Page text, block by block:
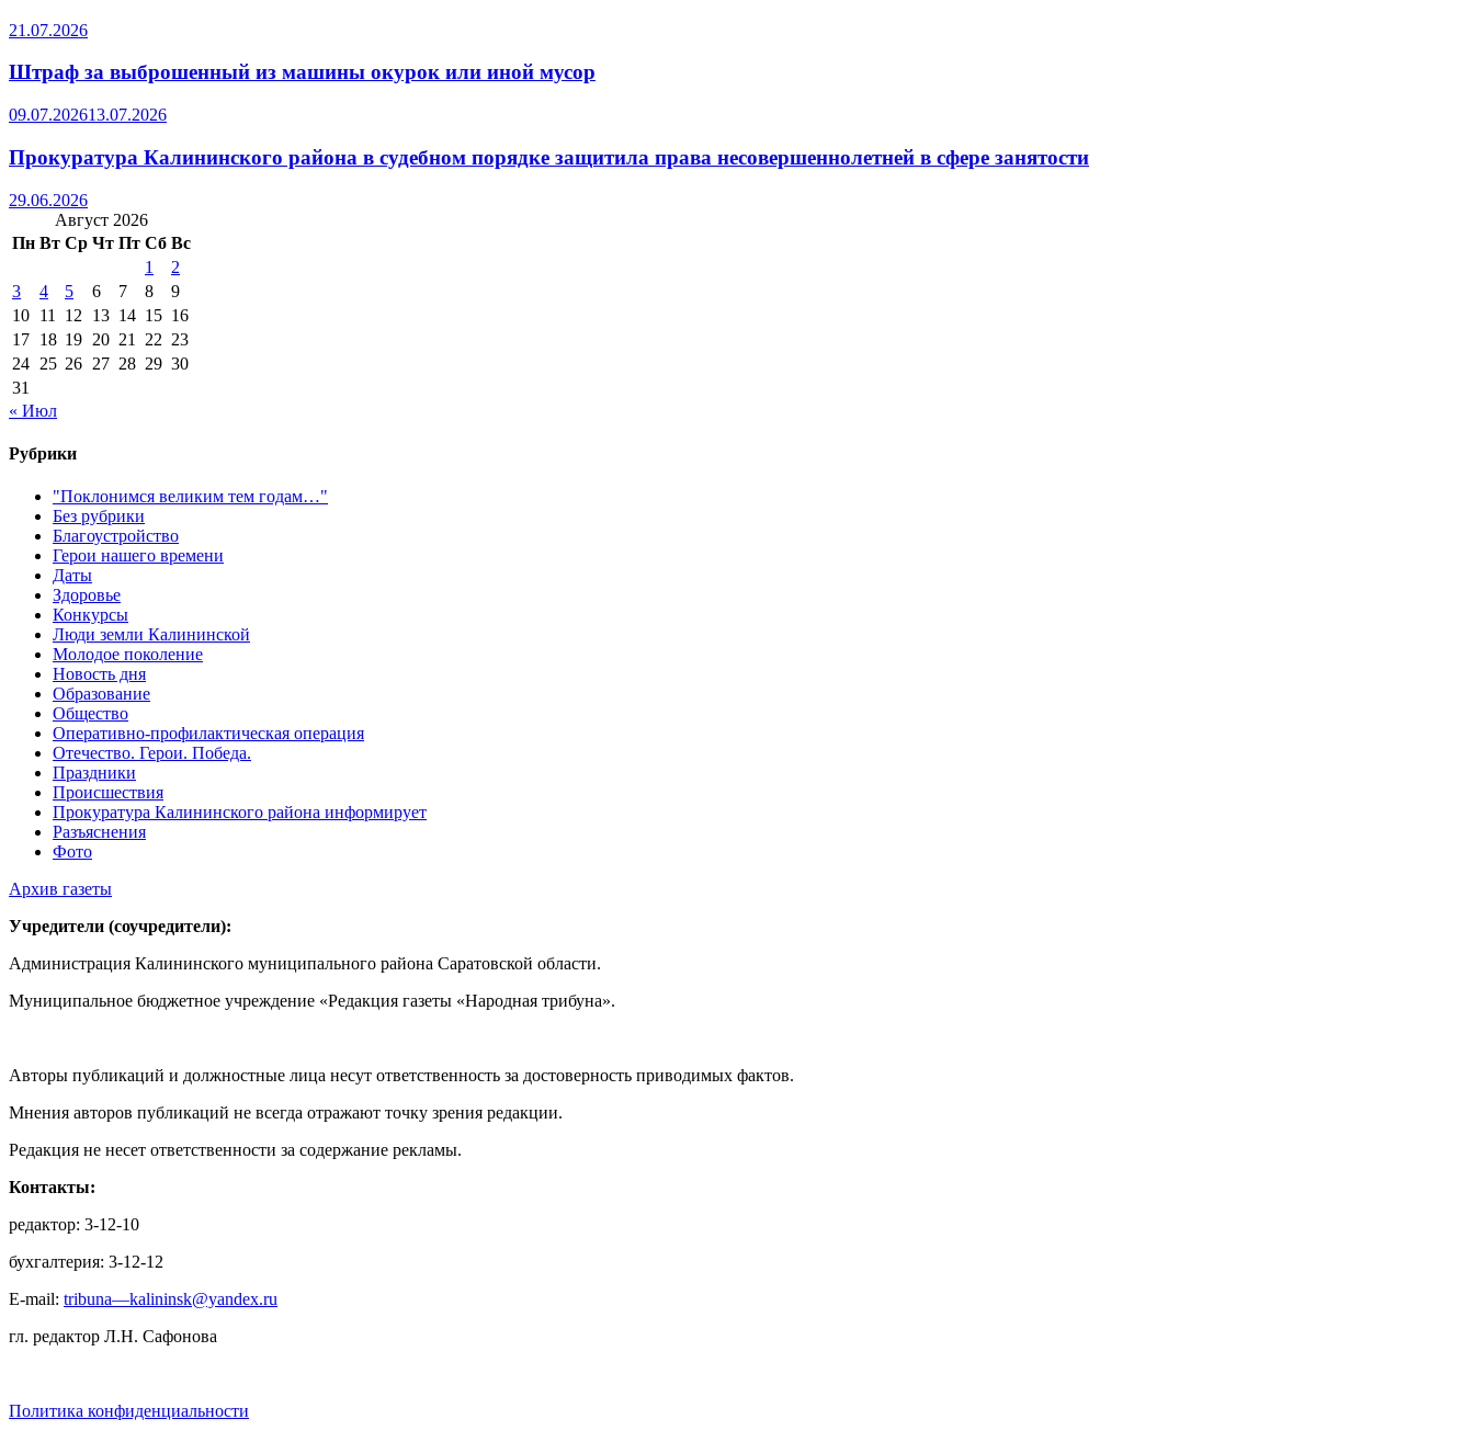
21.07.2026
Штраф за выброшенный из машины окурок или иной мусор
09.07.202613.07.2026
Прокуратура Калининского района в судебном порядке защитила права несовершеннолетней в сфере занятости
29.06.2026
Август 2026
Пн Вт Ср Чт Пт Сб Вс
1
2
3
4 5 6 7 8
9
10 11 12 13 14 15 16
17 18 19 20 21 22 23
24 25 26 27 28 29 30
31
« Июл
Рубрики
"Поклонимся великим тем годам…"
Без рубрики
Благоустройство
Герои нашего времени
Даты
Здоровье
Конкурсы
Люди земли Калининской
Молодое поколение
Новость дня
Образование
Общество
Оперативно-профилактическая операция
Отечество. Герои. Победа.
Праздники
Происшествия
Прокуратура Калининского района информирует
Разъяснения
Фото
Архив газеты
Учредители (соучредители):
Администрация Калининского муниципального района Саратовской области.
Муниципальное бюджетное учреждение «Редакция газеты «Народная трибуна».
Авторы публикаций и должностные лица несут ответственность за достоверность приводимых фактов.
Мнения авторов публикаций не всегда отражают точку зрения редакции.
Редакция не несет ответственности за содержание рекламы.
Контакты:
редактор: 3-12-10
бухгалтерия: 3-12-12
E-mail: tribuna—kalininsk@yandex.ru
гл. редактор Л.Н. Сафонова
Политика конфиденциальности